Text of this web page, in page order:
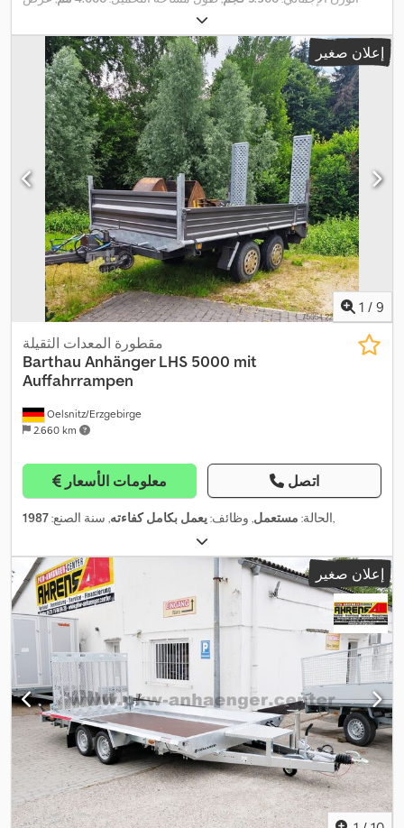
1.830 مم
إعلان صغير
1 / 9
Oelsnitz/Erzgebirge
2.660 km
مقطورة المعدات الثقيلة
Barthau Anhänger LHS 5000 mit
Auffahrrampen
معلومات الأسعار اتصل
الحالة: مستعمل, وظائف:يعمل بكامل كفاءته, سنة الصنع:1987 ,
إعلان صغير